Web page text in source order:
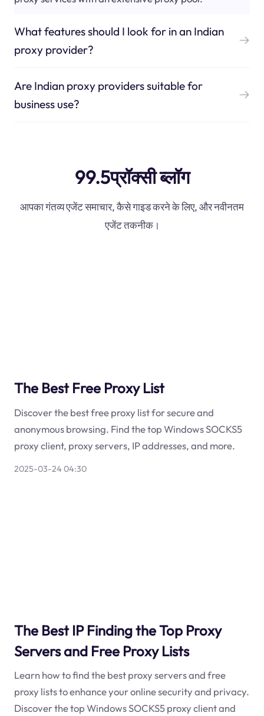
What features should I look for in an Indian
proxy provider?
Are Indian proxy providers suitable for
business use?
99.5प्रॉक्सी ब्लॉग
आपका गंतव्य एजेंट समाचार, कैसे गाइड करने के लिए, और नवीनतम
एजेंट तकनीक।
The Best Free Proxy List
Discover the best free proxy list for secure and
anonymous browsing. Find the top Windows SOCKS5
proxy client, proxy servers, IP addresses, and more.
2025-03-24 04:30
The Best IP Finding the Top Proxy
Servers and Free Proxy Lists
Learn how to find the best proxy servers and free
proxy lists to enhance your online security and privacy.
Discover the top Windows SOCKS5 proxy client and